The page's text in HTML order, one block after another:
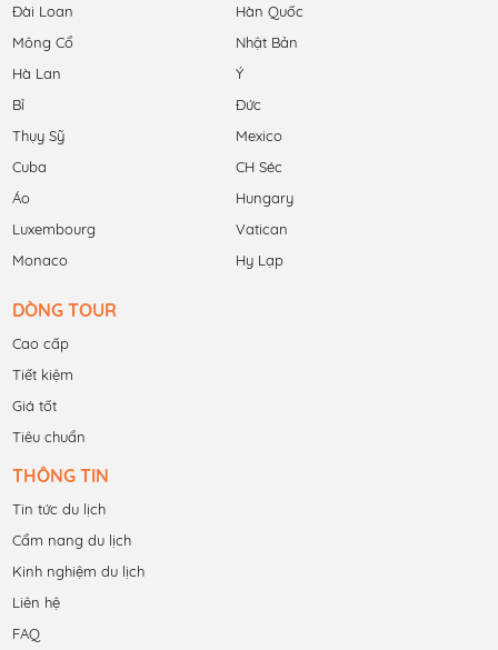
Đài Loan
Hàn Quốc
Mông Cổ
Nhật Bản
Hà Lan
Ý
Bỉ
Đức
Thụy Sỹ
Mexico
Cuba
CH Séc
Áo
Hungary
Luxembourg
Vatican
Monaco
Hy Lạp
DÒNG TOUR
Cao cấp
Tiết kiệm
Giá tốt
Tiêu chuẩn
THÔNG TIN
Tin tức du lịch
Cẩm nang du lịch
Kinh nghiệm du lịch
Liên hệ
FAQ